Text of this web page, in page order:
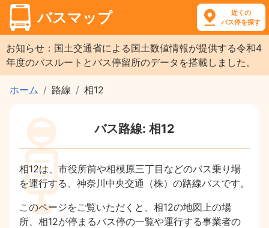
バスマップ
近くの
バス停を探す
お知らせ：国土交通省による国土数値情報が提供する令和4
年度のバスルートとバス停留所のデータを搭載しました。
ホーム 路線 相12
バス路線: 相12
相12は、市役所前や相模原三丁目などのバス乗り場
を運行する、神奈川中央交通（株）の路線バスです。
このページをご覧いただくと、相12の地図上の場
所、相12が停まるバス停の一覧や運行する事業者の